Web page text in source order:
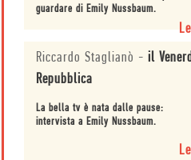
guardare di Emily Nussbaum.
Riccardo Staglianò - il
Repubblica
La bella tv è nata dalle pause:
intervista a Emily Nussbaum.